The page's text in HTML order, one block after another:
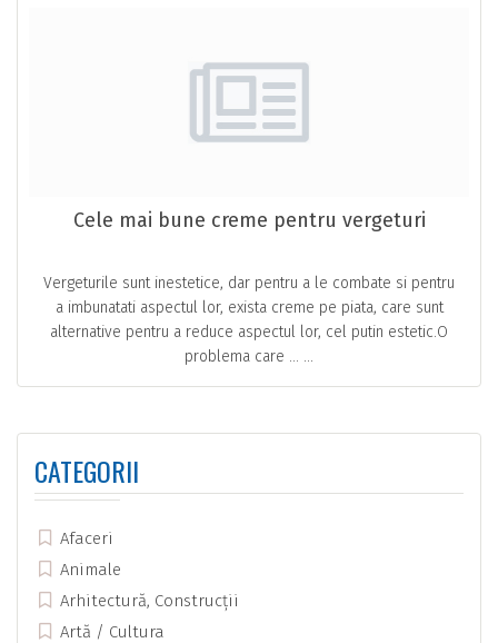
Cele mai bune creme pentru vergeturi
Vergeturile sunt inestetice, dar pentru a le combate si pentru
a imbunatati aspectul lor, exista creme pe piata, care sunt
alternative pentru a reduce aspectul lor, cel putin estetic.O
problema care … ...
CATEGORII
Afaceri
Animale
Arhitectură, Construcții
Artă / Cultura